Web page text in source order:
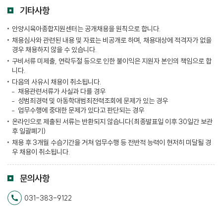
기타사항
안양시육아종합지원센터는 공개채용을 원칙으로 합니다.
채용심사와 관련된 내용 및 자료는 비공개로 하며, 채용대상에 적격자가 없을
경우 채용하지 않을 수 있습니다.
구비서류 미제출, 연락두절 등으로 인한 불이익은 지원자 본인의 책임으로 합
니다.
다음의 사유시 채용이 취소됩니다.
채용관련서류가 사실과 다를 경우
성범죄경력 및 아동학대범죄전력조회에 문제가 있는 경우
업무수행에 중대한 문제가 있다고 판단되는 경우
온라인으로 제출된 서류는 반환되지 않습니다(최종발표일 이후 30일간 보관
후 일괄폐기)
채용 후 3개월 수습기간을 거쳐 업무수행 등 전반적 능력이 현저히 미달될 경
우 채용이 취소됩니다.
문의사항
031-383-9122